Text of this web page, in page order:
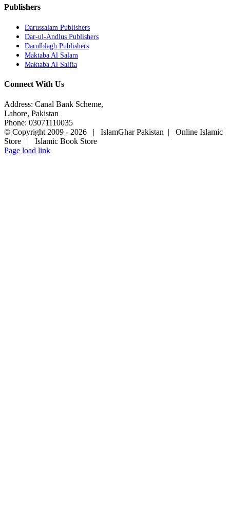
Publishers
Darussalam Publishers
Dar-ul-Andlus Publishers
Darulblagh Publishers
Maktaba Al Salam
Maktaba Al Salfia
Connect With Us
Address: Canal Bank Scheme,
Lahore, Pakistan
Phone: 03071110035
© Copyright 2009 - 2026 | IslamGhar Pakistan | Online Islamic
Store | Islamic Book Store
Page load link